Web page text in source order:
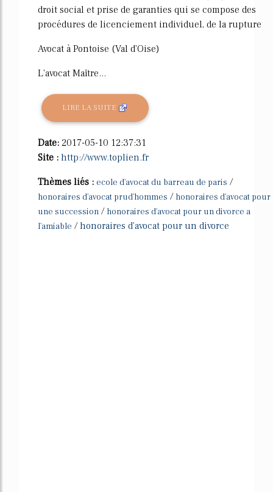
droit social et prise de garanties qui se compose des
procédures de licenciement individuel, de la rupture
Avocat à Pontoise (Val d'Oise)
L'avocat Maître...
LIRE LA SUITE
Date: 2017-05-10 12:37:31
Site : http://www.toplien.fr
Thèmes liés : ecole d'avocat du barreau de paris /
honoraires d'avocat prud'hommes / honoraires d'avocat pour
une succession / honoraires d'avocat pour un divorce a
l'amiable /honoraires d'avocat pour un divorce